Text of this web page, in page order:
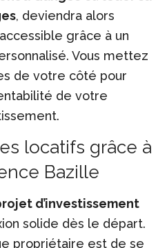
, deviendra alors
grâce à un
Vous mettez
de votre côté pour
de votre
locatifs grâce à
Bazille
d’investissement
solide dès le départ.
propriétaire est de se